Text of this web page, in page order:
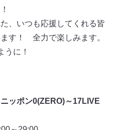
、いつも応援してくれる皆
す！ 全力で楽しみます。
うに！
ッポン0(ZERO)～17LIVE